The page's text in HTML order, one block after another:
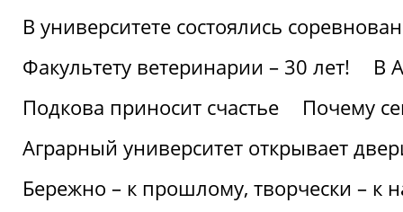
В университете состоялись
Факультету ветеринарии – 30 лет!
В
Подкова приносит счастье
Почему
Аграрный университет открывает
Бережно – к прошлому, творчески – к